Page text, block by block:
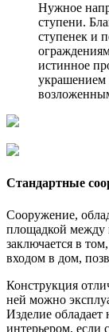
Нужное
ступени.
ступенек и
истинное
украшением
Стандартные
Сооружение,
площадкой между
заключается в
входом в дом,
Конструкция
ней можно
Изделие
интерьером, если